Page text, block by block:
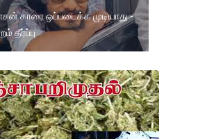
காரை ஒப்படைக்க முடியாது -
தீர்ப்பு